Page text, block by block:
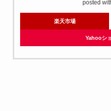
posted
楽天市場
Yahooシ